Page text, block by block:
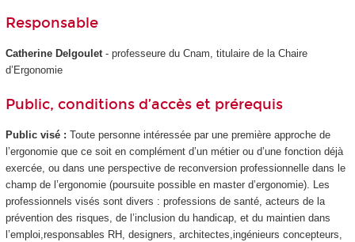
Responsable
Catherine Delgoulet- professeure du Cnam, titulaire de la Chaire
d’Ergonomie
Public, conditions d’accès et prérequis
Public visé : Toute personne intéressée par une première approche de
l’ergonomie que ce soit en complément d’un métier ou d’une fonction déjà
exercée, ou dans une perspective de reconversion professionnelle dans le
champ de l’ergonomie (poursuite possible en master d’ergonomie). Les
professionnels visés sont divers : professions de santé, acteurs de la
prévention des risques, de l’inclusion du handicap, et du maintien dans
l’emploi,responsables RH, designers, architectes,ingénieurs concepteurs,